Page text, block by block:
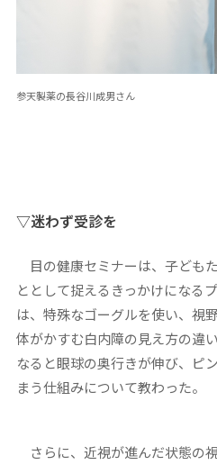
参天製薬の長谷川成男さん
▽迷わず受診を
目の健康セミナーは、子ども
ととして捉えるきっかけになる
は、特殊なゴーグルを使い、視
体がかすむ白内障の見え方の違
なると眼球の奥行きが伸び、ピ
まう仕組みについて教わった。
さらに、近視が進んだ状態の